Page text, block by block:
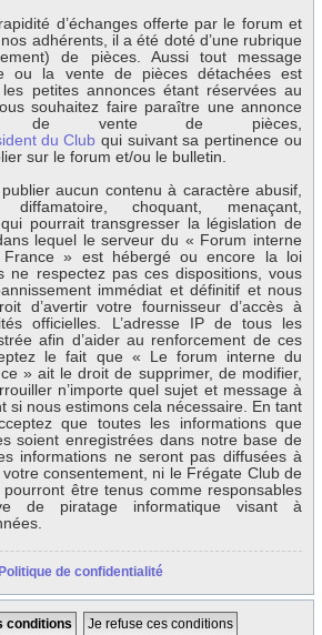
d’échanges offerte par le forum et
adhérents, il a été doté d’une rubrique
de pièces. Aussi tout message
ou la vente de pièces détachées est
petites annonces étant réservées au
souhaitez faire paraître une annonce
de vente de pièces,
du Club qui suivant sa pertinence ou
sur le forum et/ou le bulletin.
aucun contenu à caractère abusif,
choquant, menaçant,
pourrait transgresser la législation de
lequel le serveur du « Forum interne
» est hébergé ou encore la loi
ne respectez pas ces dispositions, vous
immédiat et définitif et nous
d’avertir votre fournisseur d’accès à
officielles. L’adresse IP de tous les
afin d’aider au renforcement de ces
le fait que « Le forum interne du
» ait le droit de supprimer, de modifier,
n’importe quel sujet et message à
si nous estimons cela nécessaire. En tant
que toutes les informations que
soient enregistrées dans notre base de
informations ne seront pas diffusées à
consentement, ni le Frégate Club de
être tenus comme responsables
de piratage informatique visant à
Politique de confidentialité